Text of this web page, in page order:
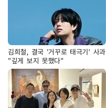
김희철, 결국 '거꾸로 태극기' 사과
"깊게 보지 못했다"